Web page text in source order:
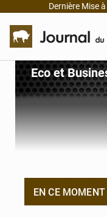
Dernière Mise
Eco et
EN CE MOMENT